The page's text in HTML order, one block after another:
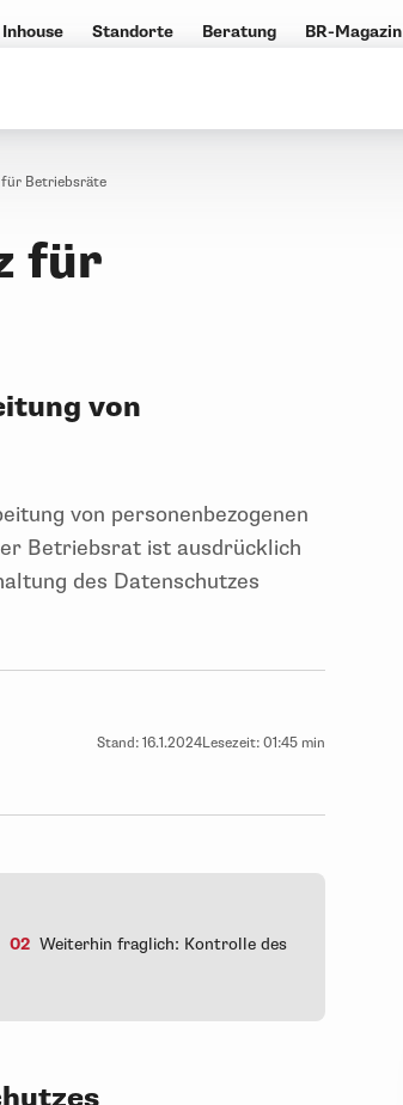
Inhouse Standorte Beratung BR-Magazin
Betriebsräte
für
von
von personenbezogenen
Betriebsrat ist ausdrücklich
des Datenschutzes
Stand: 16.1.2024Lesezeit: 01:45 min
02 Weiterhin fraglich: Kontrolle des